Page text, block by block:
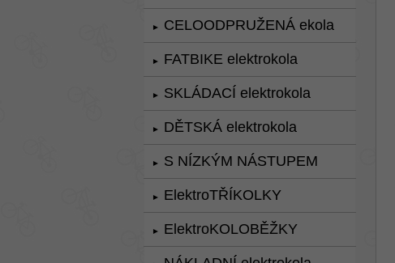
► CELOODPRUŽENÁ ekola
► FATBIKE elektrokola
► SKLÁDACÍ elektrokola
► DĚTSKÁ elektrokola
► S NÍZKÝM NÁSTUPEM
► ElektroTŘÍKOLKY
► ElektroKOLOBĚŽKY